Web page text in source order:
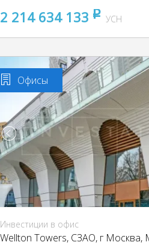
2 214 634 133 pуб
УСН
Офисы
Инвестиции в офис